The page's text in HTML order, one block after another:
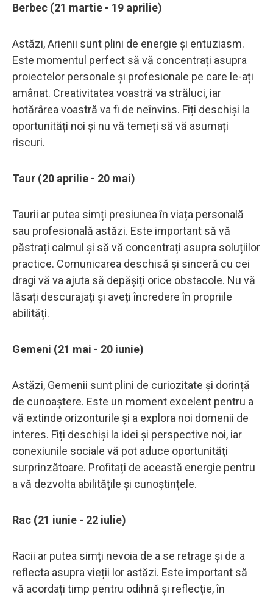
Berbec (21 martie - 19 aprilie)
Astăzi, Arienii sunt plini de energie și entuziasm.
Este momentul perfect să vă concentrați asupra
proiectelor personale și profesionale pe care le-ați
amânat. Creativitatea voastră va străluci, iar
hotărârea voastră va fi de neînvins. Fiți deschiși la
oportunități noi și nu vă temeți să vă asumați
riscuri.
Taur (20 aprilie - 20 mai)
Taurii ar putea simți presiunea în viața personală
sau profesională astăzi. Este important să vă
păstrați calmul și să vă concentrați asupra soluțiilor
practice. Comunicarea deschisă și sinceră cu cei
dragi vă va ajuta să depășiți orice obstacole. Nu vă
lăsați descurajați și aveți încredere în propriile
abilități.
Gemeni (21 mai - 20 iunie)
Astăzi, Gemenii sunt plini de curiozitate și dorință
de cunoaștere. Este un moment excelent pentru a
vă extinde orizonturile și a explora noi domenii de
interes. Fiți deschiși la idei și perspective noi, iar
conexiunile sociale vă pot aduce oportunități
surprinzătoare. Profitați de această energie pentru
a vă dezvolta abilitățile și cunoștințele.
Rac (21 iunie - 22 iulie)
Racii ar putea simți nevoia de a se retrage și de a
reflecta asupra vieții lor astăzi. Este important să
vă acordați timp pentru odihnă și reflecție, în